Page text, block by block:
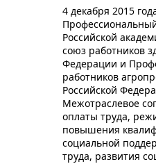
​4 декабря 2015
Российской
союз работников
Федерации и
работников
Российской
Межотраслевое
оплаты труда,
повышения
социальной
труда, развития